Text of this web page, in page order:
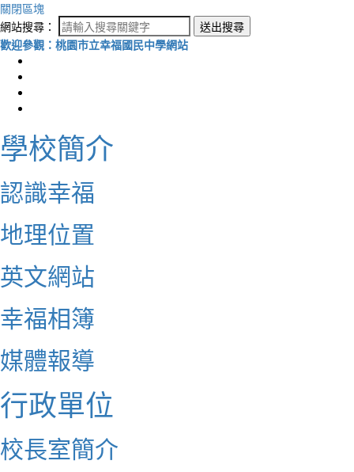
關閉區塊
網站搜尋：
送出搜尋
歡迎參觀：桃園市立幸福國民中學網站
學校簡介
認識幸福
地理位置
英文網站
幸福相簿
媒體報導
行政單位
校長室簡介